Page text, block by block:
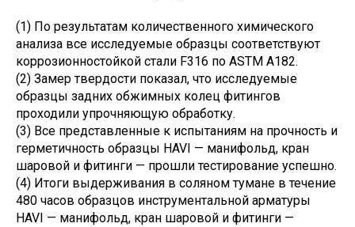
(1) По результатам количественного химического
анализа все исследуемые образцы соответствуют
коррозионностойкой стали F316 по ASTM A182.
(2) Замер твердости показал, что исследуемые
образцы задних обжимных колец фитингов
проходили упрочняющую обработку.
(3) Все представленные к испытаниям на прочность и
герметичность образцы HAVI — манифольд, кран
шаровой и фитинги — прошли тестирование успешно.
(4) Итоги выдерживания в соляном тумане в течение
480 часов образцов инструментальной арматуры
HAVI — манифольд, кран шаровой и фитинги —